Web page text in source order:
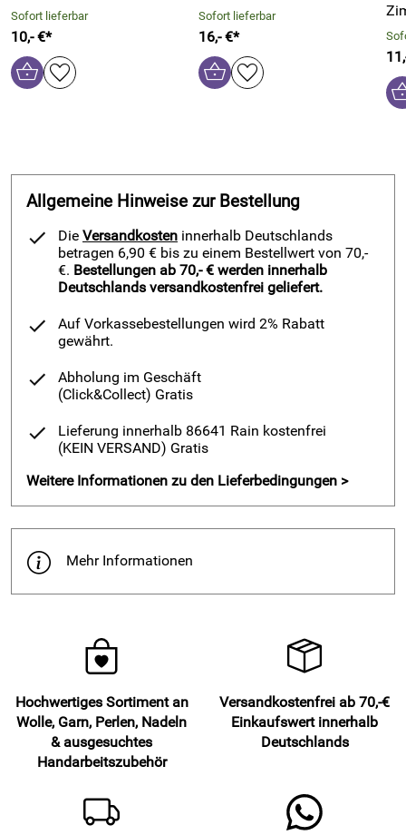
Sofort lieferbar
10,- €*
Sofort lieferbar
16,- €*
Allgemeine Hinweise zur Bestellung
Die Versandkosten innerhalb Deutschlands
betragen 6,90 € bis zu einem Bestellwert von 70,-
€. Bestellungen ab 70,- € werden innerhalb
Deutschlands versandkostenfrei geliefert.
Auf Vorkassebestellungen wird 2% Rabatt
gewährt.
Abholung im Geschäft
(Click&Collect) Gratis
Lieferung innerhalb 86641 Rain kostenfrei
(KEIN VERSAND) Gratis
Weitere Informationen zu den Lieferbedingungen >
Mehr Informationen
Hochwertiges Sortiment an
Wolle, Garn, Perlen, Nadeln
& ausgesuchtes
Handarbeitszubehör
Versandkostenfrei ab 70,-€
Einkaufswert innerhalb
Deutschlands